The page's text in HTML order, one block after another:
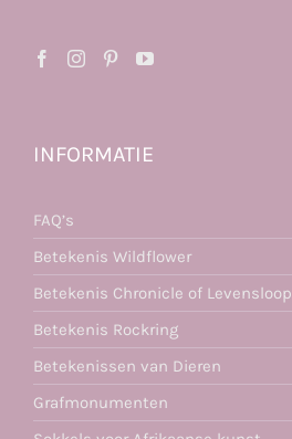
INFORMATIE
FAQ’s
Betekenis Wildflower
Betekenis Chronicle of Levensloop
Betekenis Rockring
Betekenissen van Dieren
Grafmonumenten